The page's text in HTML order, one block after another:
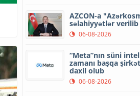
AZCON-a
səlahiyyətlər verilib
06-08-2026
“Meta”nın süni
zamanı başqa
daxil olub
06-08-2026